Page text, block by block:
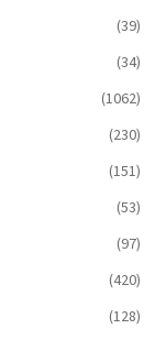
(39)
(34)
(1062)
(230)
(151)
(53)
(97)
(420)
(128)